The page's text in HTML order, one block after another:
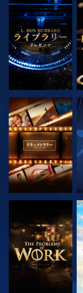
シリーズを探求
シリーズを探求
シリーズを探求